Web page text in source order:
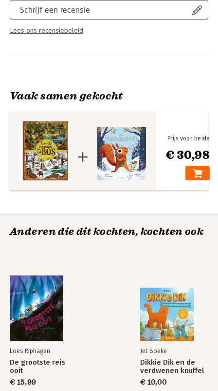
Schrijf een recensie
Lees ons recensiebeleid
Vaak samen gekocht
€ 30,98
Prijs voor beide
Anderen die dit kochten, kochten ook
Loes Riphagen
De grootste reis
ooit
€ 15,99
Jet Boeke
Dikkie Dik en de
verdwenen knuffel
€ 10,00